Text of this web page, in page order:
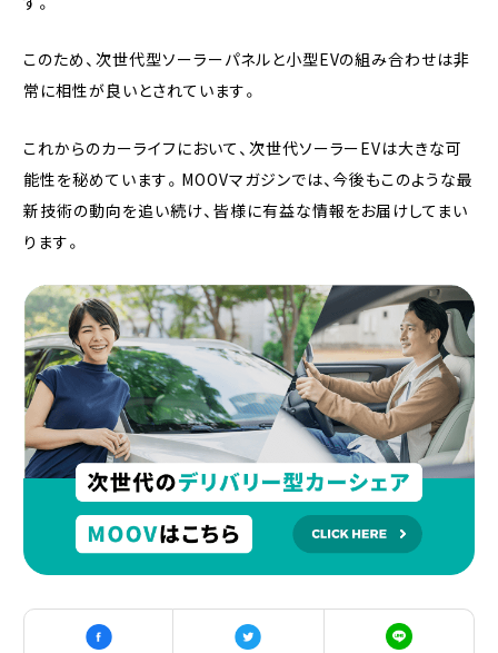
このため、次世代型ソーラーパネルと小型EVの組み合わせは非
常に相性が良いとされています。
これからのカーライフにおいて、次世代ソーラーEVは大きな可
能性を秘めています。MOOVマガジンでは、今後もこのような最
新技術の動向を追い続け、皆様に有益な情報をお届けしてまい
ります。